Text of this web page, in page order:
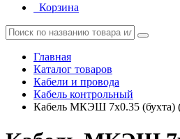
Корзина
Главная
Каталог товаров
Кабели и провода
Кабель контрольный
Кабель МКЭШ 7х0.35 (бухта)